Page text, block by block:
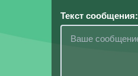
Текст сообщения: